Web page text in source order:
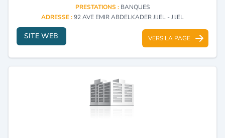
PRESTATIONS : BANQUES
ADRESSE :92 AVE EMIR ABDELKADER JIJEL - JIJEL
SITE WEB VERS LA PAGE